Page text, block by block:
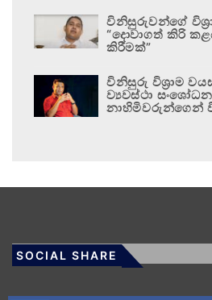
විනිසුරුවන්ගේ
“දොවාගත් කිරි
කිරීමක්”
විනිසුරු විශ්‍රාම
ව්‍යවස්ථා
නාහිමිවරුන්ගෙන්
SOCIAL SHARE